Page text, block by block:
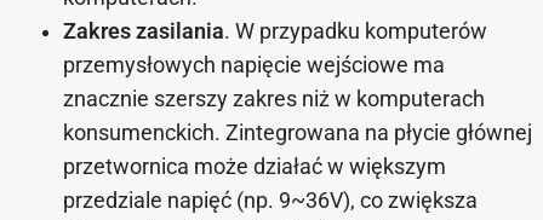
Zakres zasilania. W przypadku komputerów
przemysłowych napięcie wejściowe ma
znacznie szerszy zakres niż w komputerach
konsumenckich. Zintegrowana na płycie głównej
przetwornica może działać w większym
przedziale napięć (np. 9~36V), co zwiększa